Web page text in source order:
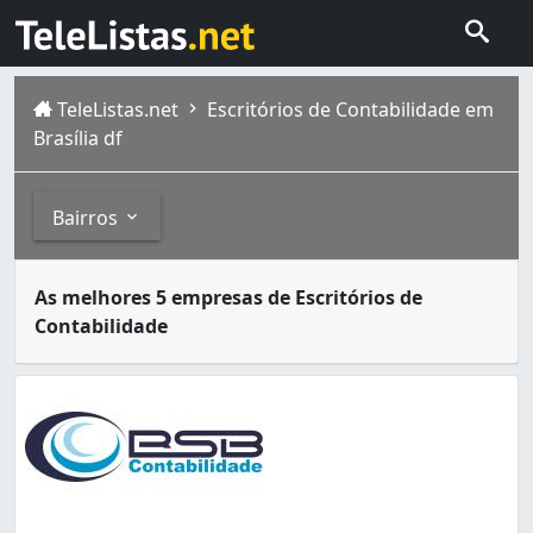
TeleListas.net
Escritórios de Contabilidade em
Brasília df
Bairros
Areal (Águas Claras) (20)
Asa Sul (579)
Bonsucesso (São Sebastião) (1)
Brazlândia (6)
As melhores 5 empresas de Escritórios de
Contabilidade
Brasília é formada por gente de todos os lugares,